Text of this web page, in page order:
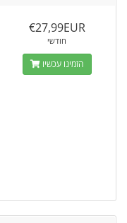
€27,99EUR
חודשי
הזמינו עכשיו